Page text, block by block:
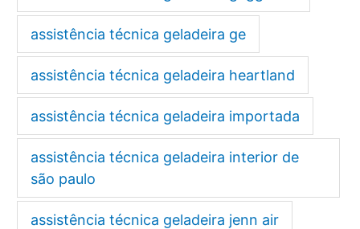
assistência técnica geladeira ge
assistência técnica geladeira heartland
assistência técnica geladeira importada
assistência técnica geladeira interior de
são paulo
assistência técnica geladeira jenn air